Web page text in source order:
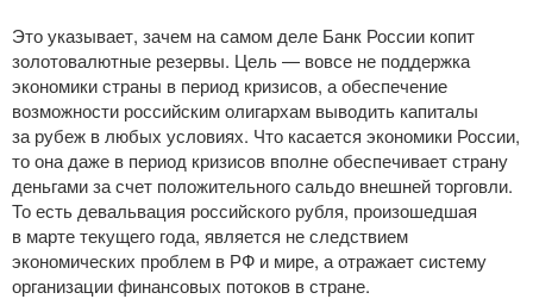
Это указывает, зачем на самом деле Банк России копит
золотовалютные резервы. Цель — вовсе не поддержка
экономики страны в период кризисов, а обеспечение
возможности российским олигархам выводить капиталы
за рубеж в любых условиях. Что касается экономики России,
то она даже в период кризисов вполне обеспечивает страну
деньгами за счет положительного сальдо внешней торговли.
То есть девальвация российского рубля, произошедшая
в марте текущего года, является не следствием
экономических проблем в РФ и мире, а отражает систему
организации финансовых потоков в стране.